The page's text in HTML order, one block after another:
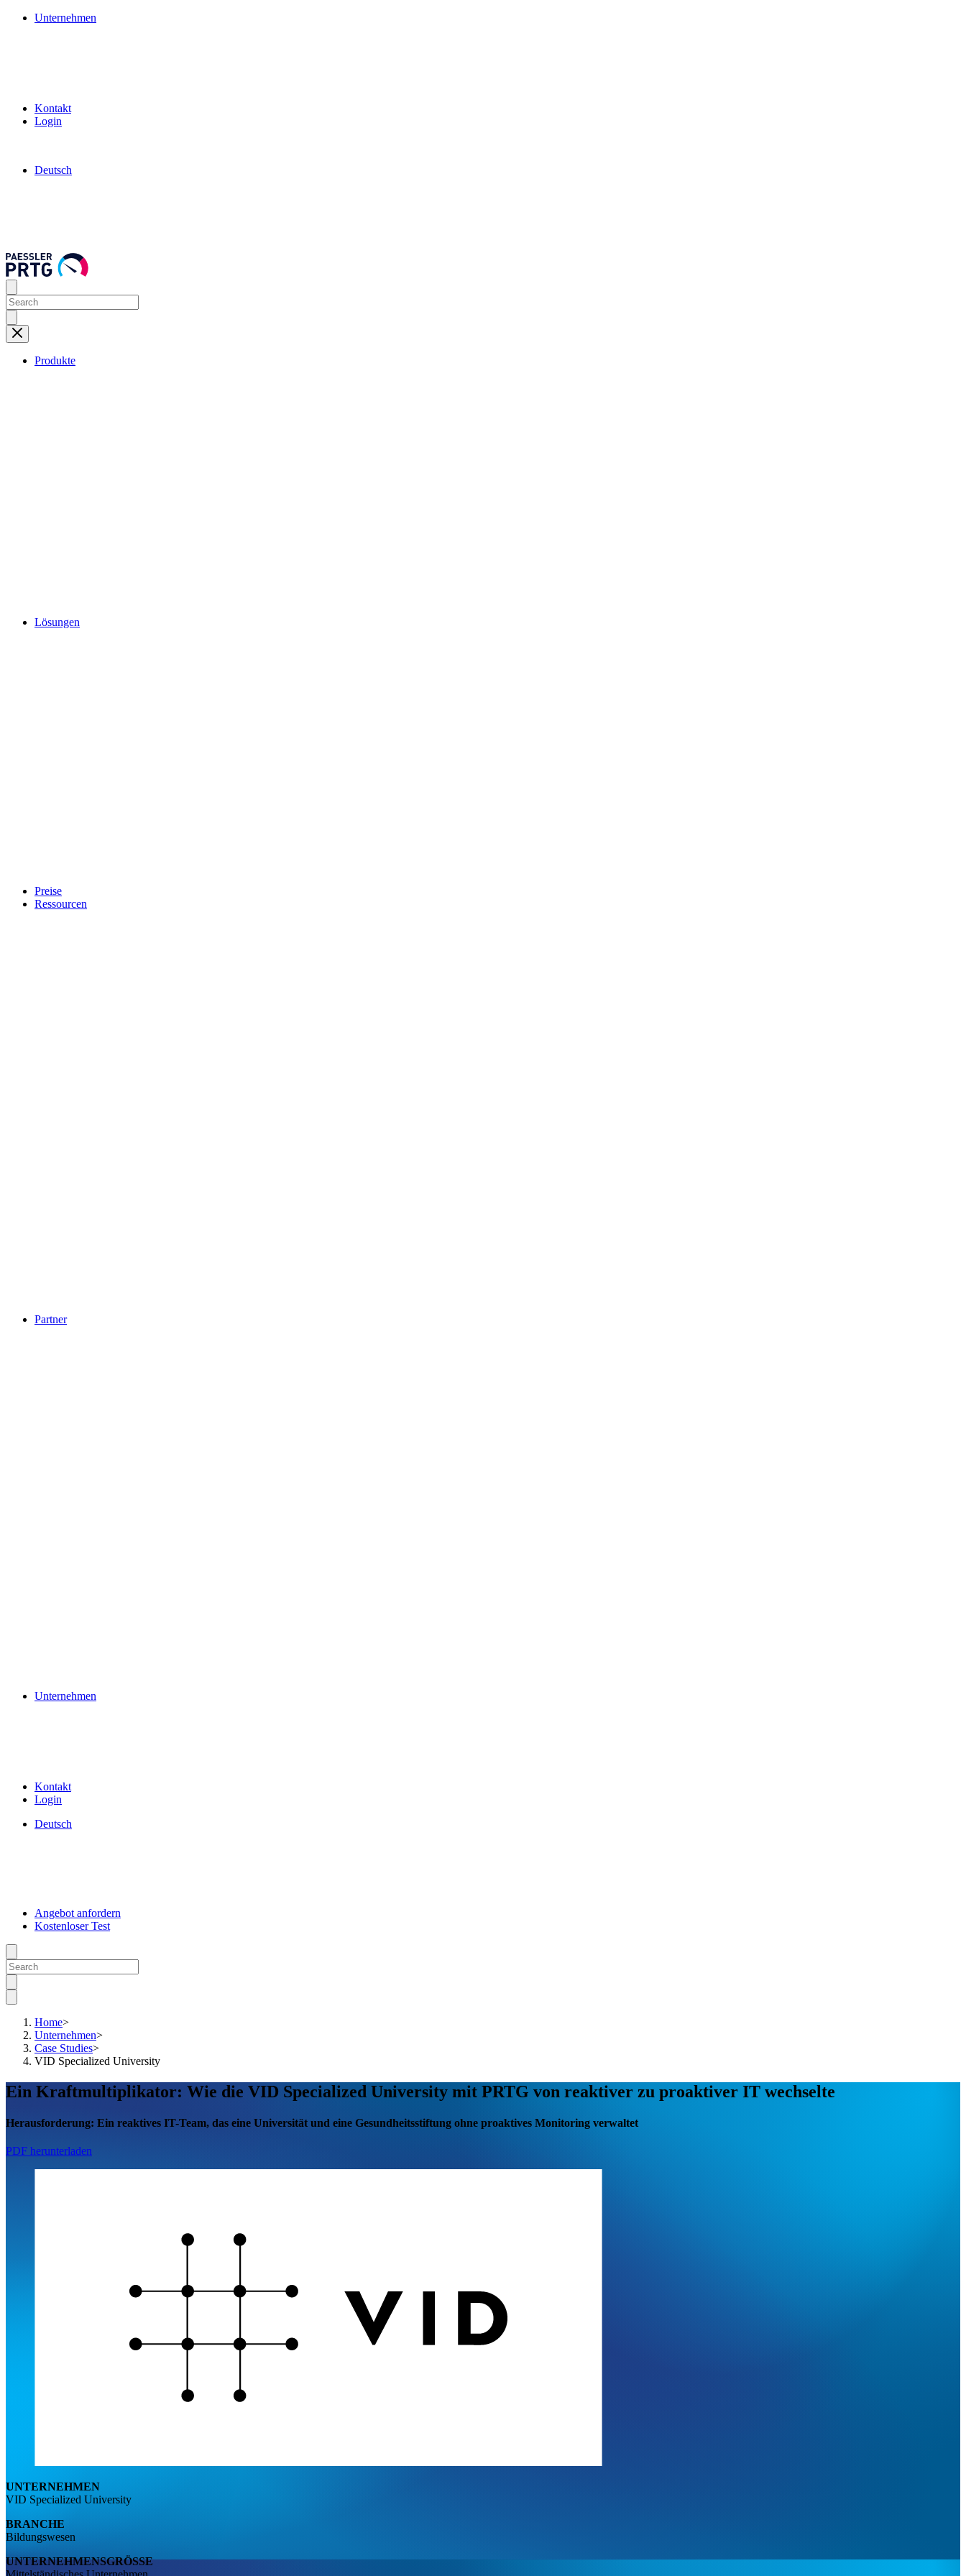
Unternehmen
Kontakt
Login
Deutsch
Produkte
Lösungen
Preise
Ressourcen
Partner
Unternehmen
Kontakt
Login
Deutsch
Angebot anfordern
Kostenloser Test
Home>
Unternehmen>
Case Studies>
VID Specialized University
Ein Kraftmultiplikator: Wie die VID Specialized University mit PRTG von reaktiver zu proaktiver IT wechselte
Herausforderung: Ein reaktives IT-Team, das eine Universität und eine Gesundheitsstiftung ohne proaktives Monitoring verwaltet
PDF herunterladen
UNTERNEHMEN
VID Specialized University
BRANCHE
Bildungswesen
UNTERNEHMENSGRÖSSE